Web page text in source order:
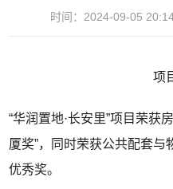
时间：2024-09-05
项
“华润置地·长安里”项目荣
厦奖”，同时荣获公共配套
优秀奖。